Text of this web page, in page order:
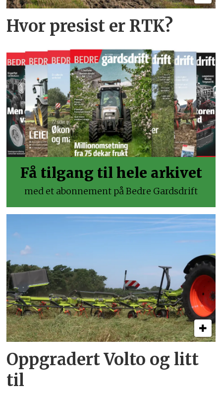
Hvor presist er RTK?
Få tilgang til hele arkivet
med et abonnement på Bedre Gardsdrift
Oppgradert Volto og litt
til